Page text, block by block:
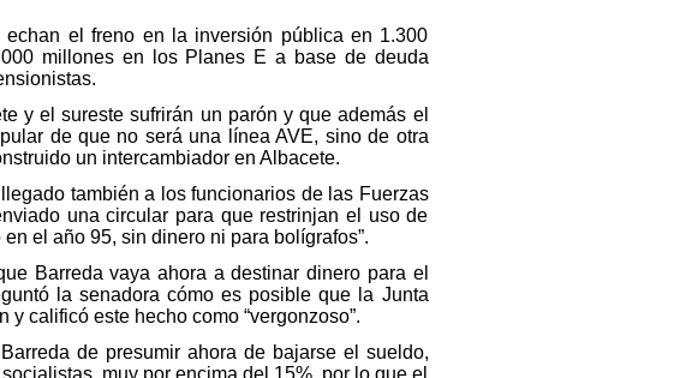
el freno en la inversión pública en 1.300
millones en los Planes E a base de deuda
el sureste sufrirán un parón y que además el
de que no será una línea AVE, sino de otra
un intercambiador en Albacete.
también a los funcionarios de las Fuerzas
una circular para que restrinjan el uso de
el año 95, sin dinero ni para bolígrafos”.
Barreda vaya ahora a destinar dinero para el
la senadora cómo es posible que la Junta
calificó este hecho como “vergonzoso”.
de presumir ahora de bajarse el sueldo,
muy por encima del 15%, por lo que el